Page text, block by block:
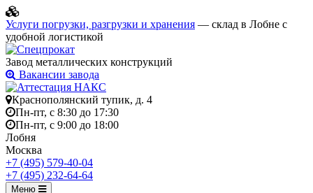
Услуги погрузки, разгрузки и хранения — склад в Лобне с
удобной логистикой
Завод металлических конструкций
Вакансии завода
Краснополянский тупик, д. 4
Пн-пт, с 8:30 до 17:30
Пн-пт, с 9:00 до 18:00
Лобня
Москва
+7 (495) 579-40-04
+7 (495) 232-64-64
Меню